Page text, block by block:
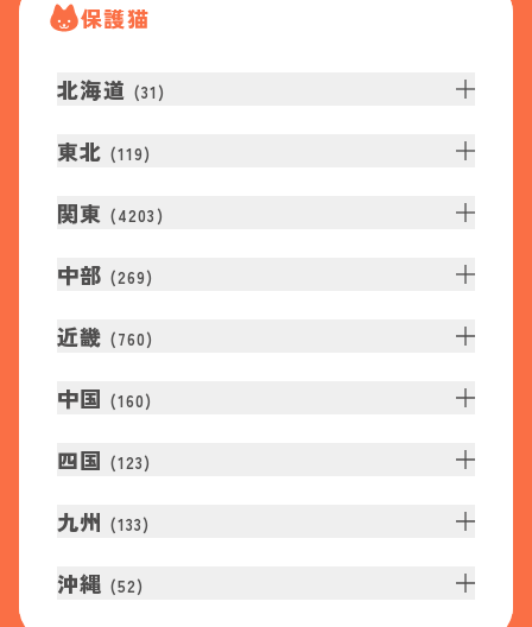
保護猫
北海道 (31 )
東北 (119)
関東 (4203 )
中部 (269)
近畿 (760)
中国 (160)
四国 (123)
九州 (133)
沖縄 (52)